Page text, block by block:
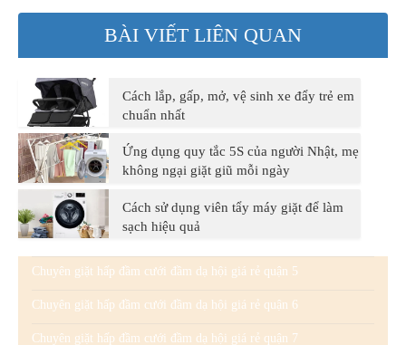
BÀI VIẾT LIÊN QUAN
Cách lắp, gấp, mở, vệ sinh xe đẩy trẻ em
chuẩn nhất
Ứng dụng quy tắc 5S của người Nhật, mẹ
không ngại giặt giũ mỗi ngày
Cách sử dụng viên tẩy máy giặt để làm
sạch hiệu quả
Chuyên giặt hấp đầm cưới đầm dạ hội giá rẻ quận 5
Chuyên giặt hấp đầm cưới đầm dạ hội giá rẻ quận 6
Chuyên giặt hấp đầm cưới đầm dạ hội giá rẻ quận 7